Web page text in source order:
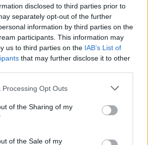
disclosed to third parties prior to
separately opt-out of the further
information by third parties on the
participants. This information may
us to third parties on the IAB’s List of
that may further disclose it to other
website/app uses one or more Google
or usage behaviour. You may click to
to Google and its third-party tags to
specified purposes in below Google
Processing Opt Outs
of the Sharing of my
of the Sale of my
ταυτοποίηση, ίδια εξέταση
το 2022» λέει ο δικηγόρος της
46χρονης
ΓΙΏΡΓΟΣ ΓΕΩΡΓΑΚΌΠΟΥΛΟΣ